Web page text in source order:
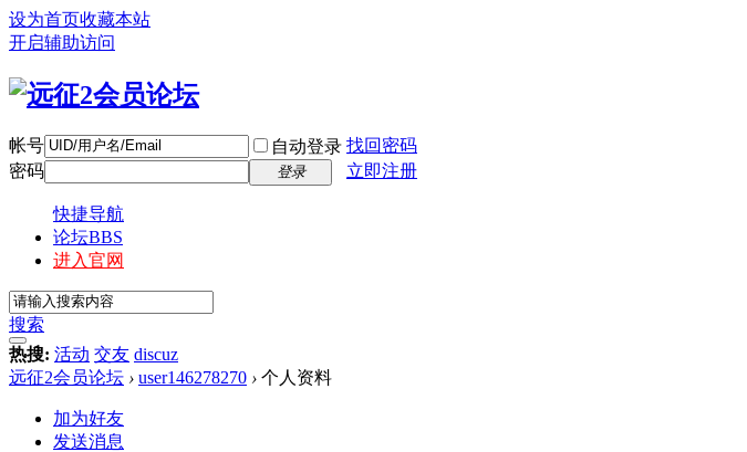
设为首页收藏本站
开启辅助访问
帐号 自动登录 找回密码
密码
登录 立即注册
快捷导航
论坛BBS
进入官网
搜索
热搜: 活动 交友 discuz
远征2会员论坛 › user146278270 › 个人资料
加为好友
发送消息